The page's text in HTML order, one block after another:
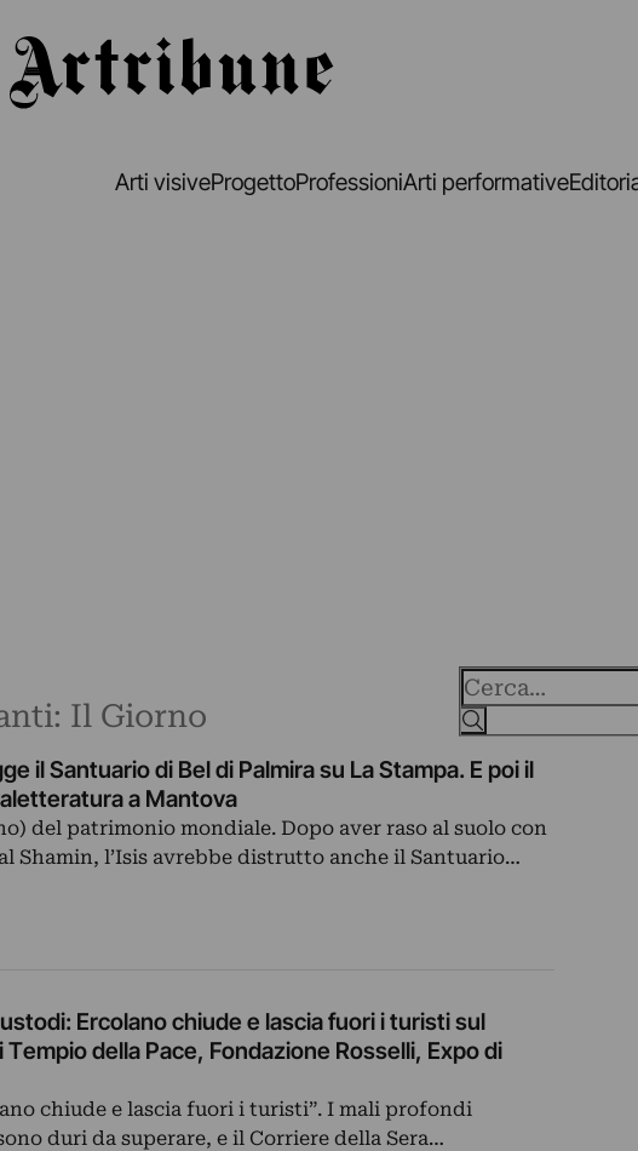
Arti visiveProgettoProfessioniArti performative
Il Giorno
il Santuario di Bel di Palmira su La Stampa. E poi il
a Mantova
del patrimonio mondiale. Dopo aver raso al suolo con
Shamin, l’Isis avrebbe distrutto anche il Santuario…
Ercolano chiude e lascia fuori i turisti sul
della Pace, Fondazione Rosselli, Expo di
chiude e lascia fuori i turisti”. I mali profondi
duri da superare, e il Corriere della Sera…